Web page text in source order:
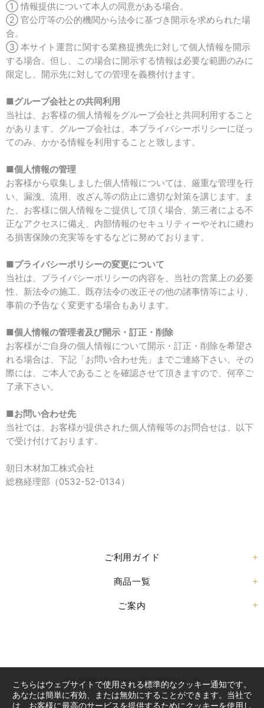
① 情報提供について本人の同意がある場合。
② 官公庁等の公的機関から法令に基づき開示を求められた場
合。
③ 本サイト運営に関する業務提携先に対して個人情報を開示
する場合。但し、この場合に開示する情報は必要な範囲のみに
限定し、開示先に対しての管理を義務付けます。
■グループ会社との共同利用
当社は、お客様の個人情報をグループ会社と共同利用すること
があります。グループ会社は、本プライバシーポリシーに従っ
てのみ、かかる情報を利用することと致します。
■個人情報の管理
お客様から収集しました個人情報については、厳重な管理を行
い、漏洩、流用、改ざん等の防止に適切な対策を講じます。ま
た、お客様に個人情報をご提供して頂く場合、第三者による不
正なアクセスに備え、内部情報のセキュリティーやそれに纏わ
る損害保険の充実等をするなどに努めております。
■プライバシーポリシーの変更について
当社は、プライバシーポリシーの内容を、当社の営業上の必要
性、新法令の施工、既存法令の改正その他の諸事情等により、
事前の予告なく変更する場合もあります。
■個人情報の管理者及び開示・訂正・削除
お客様がご自身の個人情報について開示・訂正・削除を希望さ
れる場合は、下記「お問い合わせ先」までご連絡下さい。その
際には、ご本人であることを確認させて頂きますので、何卒ご
了承下さい。
■お問い合わせ先
当社では、お客様が提供された個人情報等のお問合せは、以下
で受け付けております。
朝日木材加工株式会社
総務経理部（0532-52-0134）
ご利用ガイド
商品一覧
ご案内
Copy Right© ASAHI WOOD PROCESSING CO.,LTD.
こちらはウェブサイトで使用される標準的なクッキー通知です。
あなたは簡単に有効、または無効にすることができます。当社で
は、お客様に最高のサービスを提供するためにクッキーを使用し